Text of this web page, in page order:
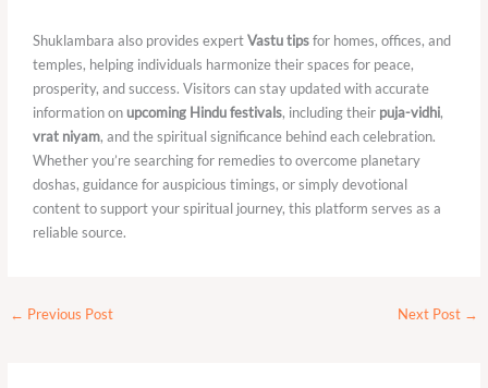
Shuklambara also provides expertVastu tipsfor homes, offices, and
temples, helping individuals harmonize their spaces for peace,
prosperity, and success. Visitors can stay updated with accurate
information onupcoming Hindu festivals, including their puja-vidhi,
vrat niyam, and the spiritual significance behind each celebration.
Whether you’re searching for remedies to overcome planetary
doshas, guidance for auspicious timings, or simply devotional
content to support your spiritual journey, this platform serves as a
reliable source.
← Previous Post Next Post →